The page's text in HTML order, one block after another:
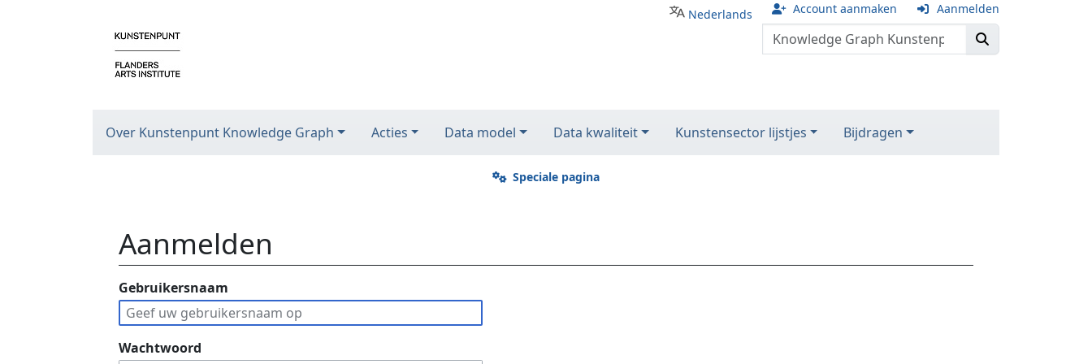
Nederlands Account aanmaken Aanmelden
Over Kunstenpunt Knowledge Graph Acties Data model Data kwaliteit Kunstensector lijstjes Bijdragen
Speciale pagina
Aanmelden
Ga naar:navigatie,
Gebruikersnaam
Wachtwoord